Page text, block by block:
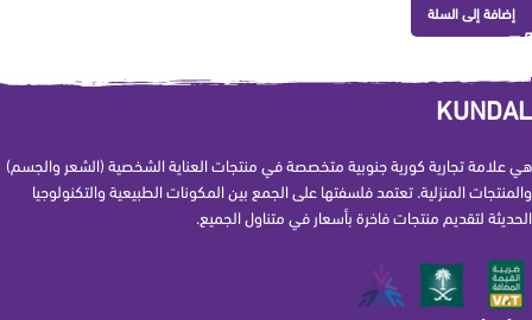
إضافة إلى السلة
KUNDAL
هي علامة تجارية كورية جنوبية متخصصة في منتجات العناية الشخصية (الشعر والجسم)
والمنتجات المنزلية. تعتمد فلسفتها على الجمع بين المكونات الطبيعية والتكنولوجيا
الحديثة لتقديم منتجات فاخرة بأسعار في متناول الجميع.